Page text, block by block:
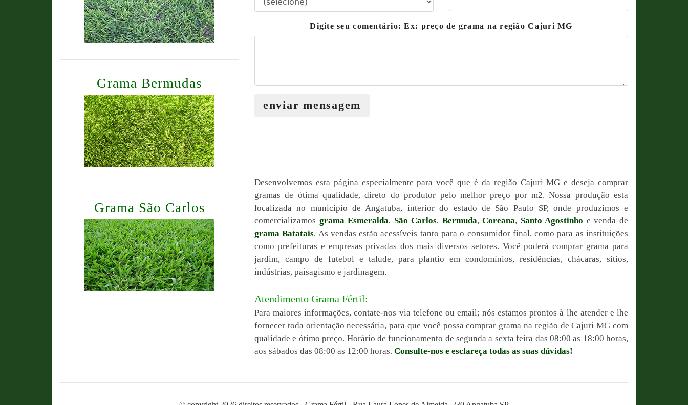
Grama Bermudas
Grama São Carlos
Digite seu comentário: Ex: preço de grama na região Cajuri MG
enviar mensagem
Desenvolvemos esta página especialmente para você que é da região Cajuri MG e deseja comprar
gramas de ótima qualidade, direto do produtor pelo melhor preço por m2. Nossa produção esta
localizada no município de Angatuba, interior do estado de São Paulo SP, onde produzimos e
comercializamos grama Esmeralda, São Carlos, Bermuda,Coreana, Santo Agostinho e venda de
grama Batatais. As vendas estão acessíveis tanto para o consumidor final, como para as instituições
como prefeituras e empresas privadas dos mais diversos setores. Você poderá comprar grama para
jardim, campo de futebol e talude, para plantio em condomínios, residências, chácaras, sítios,
indústrias, paisagismo e jardinagem.
Atendimento Grama Fértil:
Para maiores informações, contate-nos via telefone ou email; nós estamos prontos à lhe atender e lhe
fornecer toda orientação necessária, para que você possa comprar grama na região de Cajuri MG com
qualidade e ótimo preço. Horário de funcionamento de segunda a sexta feira das 08:00 as 18:00 horas,
aos sábados das 08:00 as 12:00 horas. Consulte-nos e esclareça todas as suas dúvidas!